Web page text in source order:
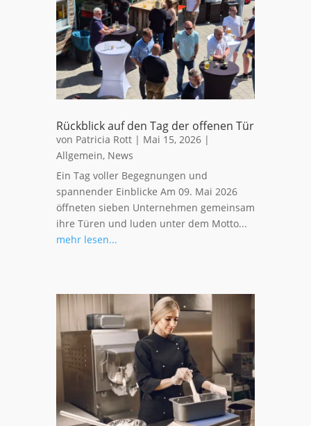
Rückblick auf den Tag der offenen Tür
von Patricia Rott| Mai 15, 2026|
Allgemein, News
Ein Tag voller Begegnungen und
spannender Einblicke Am 09. Mai 2026
öffneten sieben Unternehmen gemeinsam
ihre Türen und luden unter dem Motto...
mehr lesen...